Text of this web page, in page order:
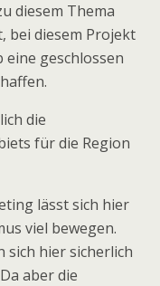
diesem Thema
bei diesem Projekt
eine geschlossen
die
für die Region
lässt sich hier
viel bewegen.
sich hier sicherlich
aber die